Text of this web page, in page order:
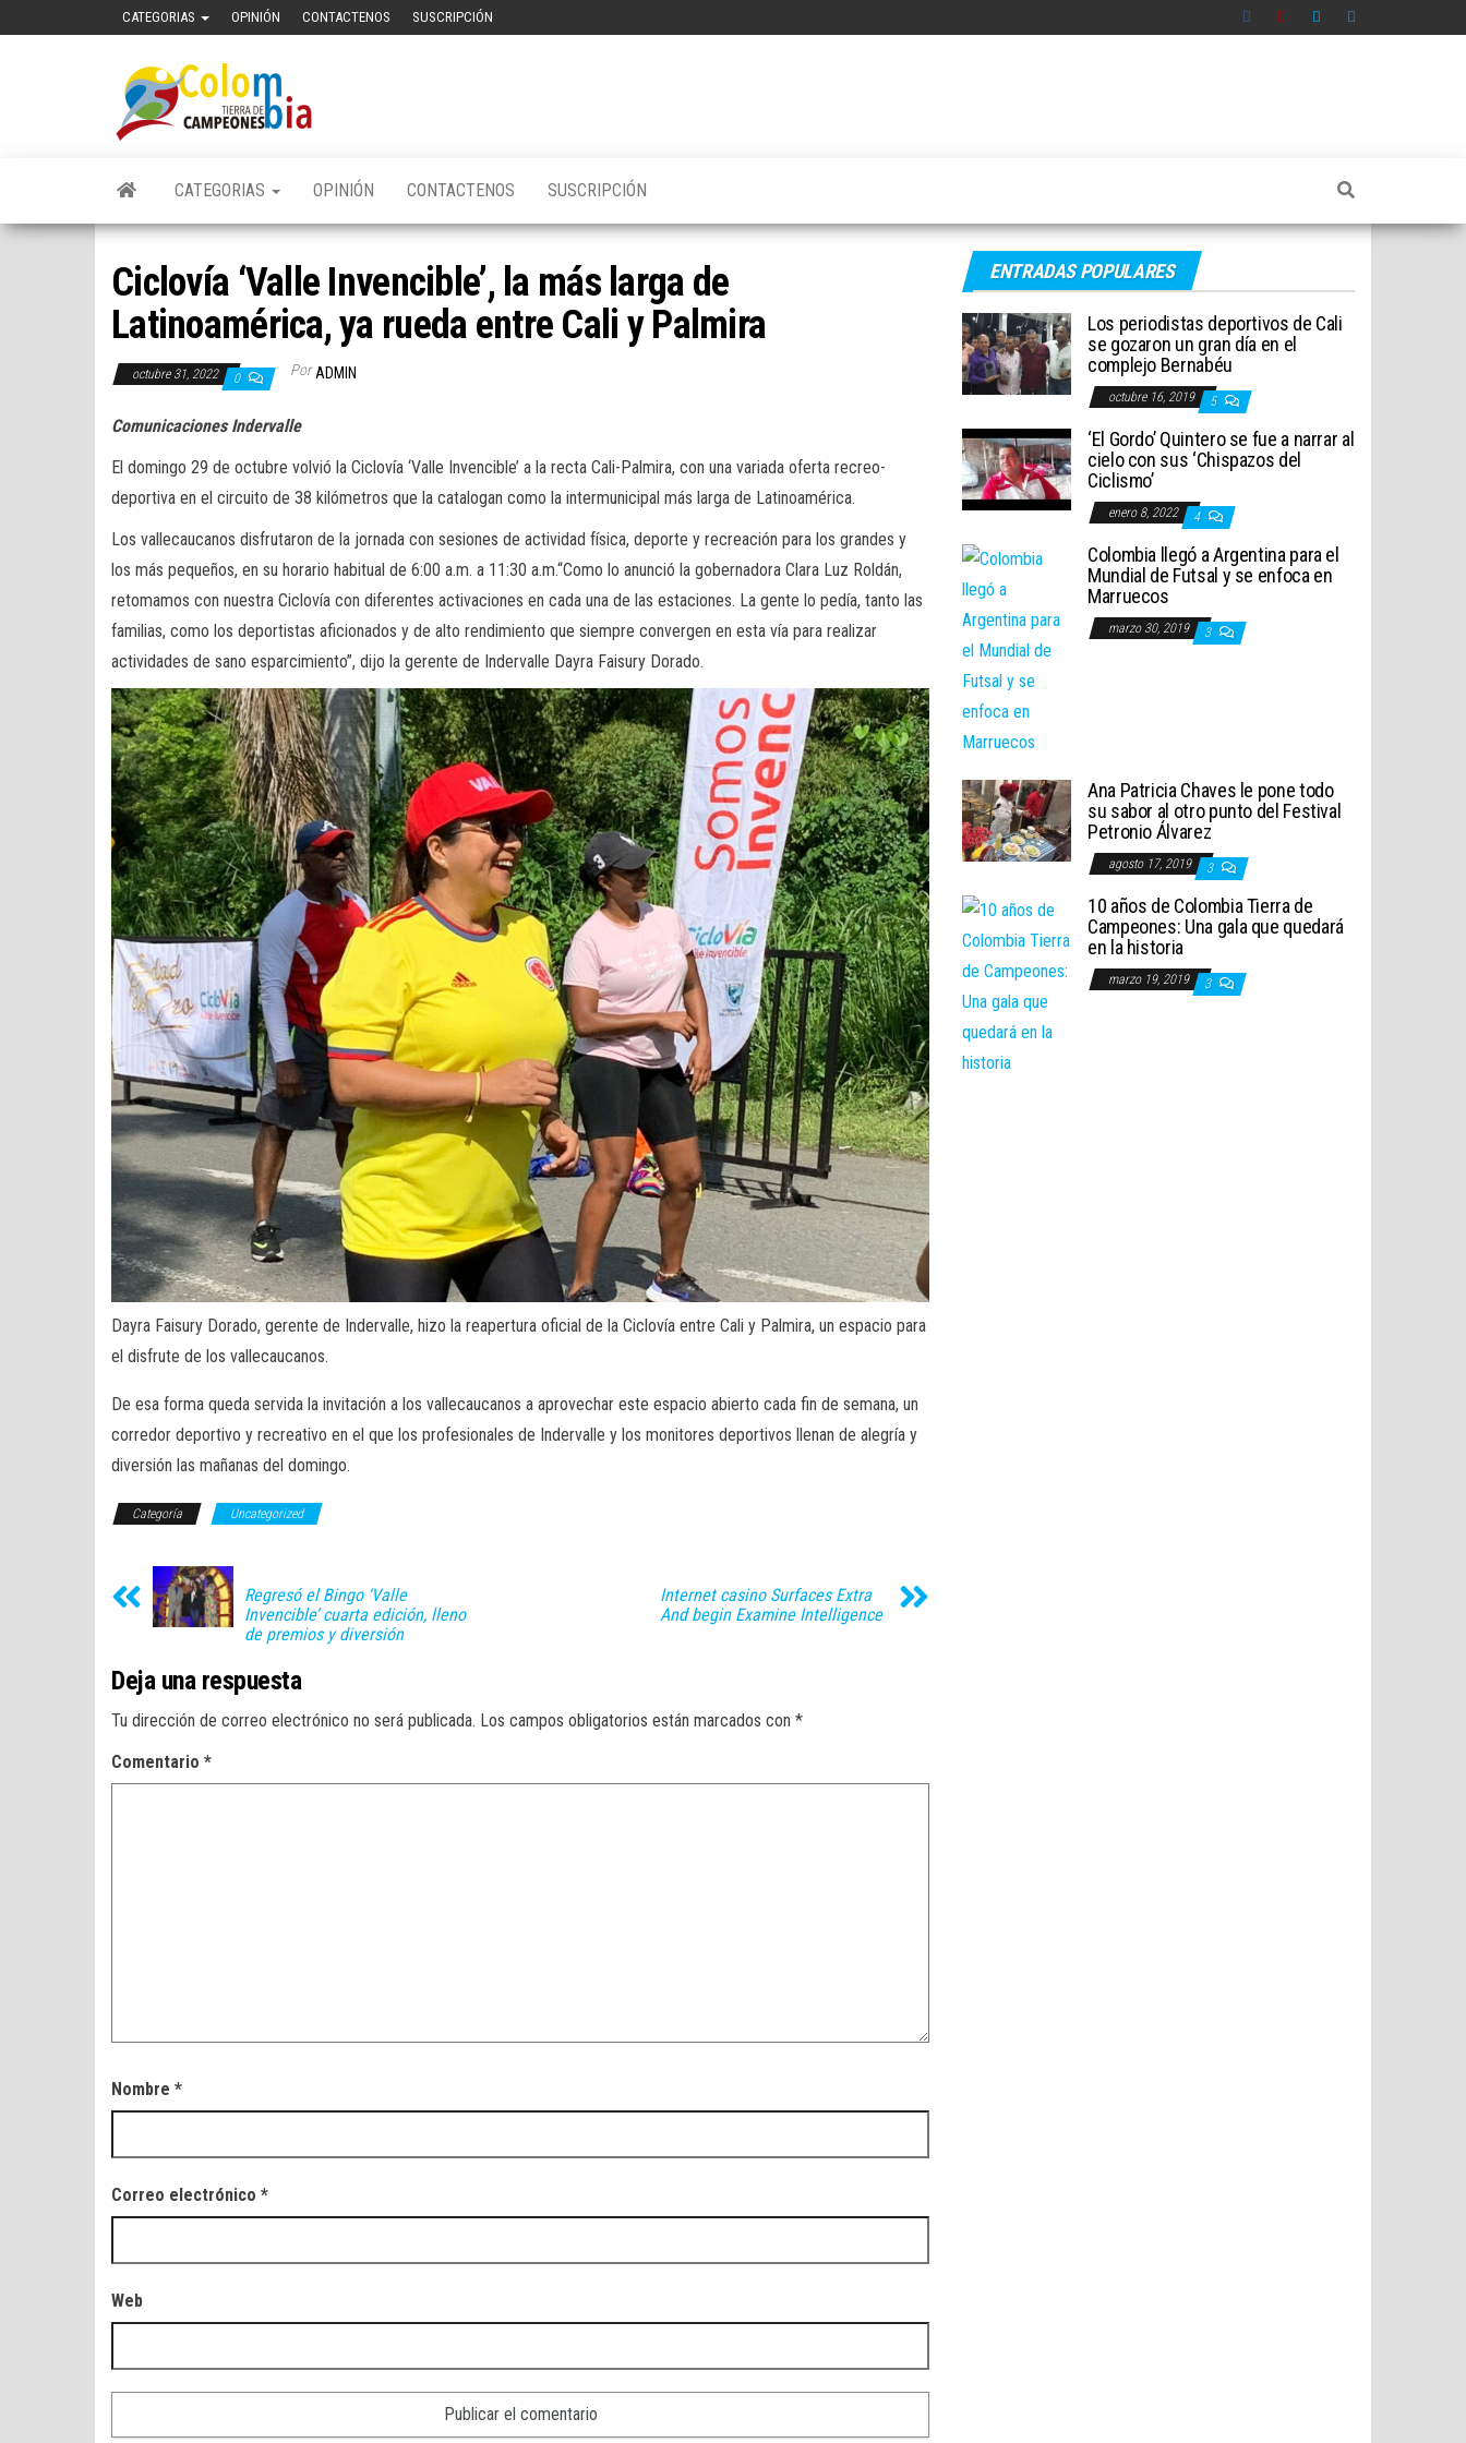
CATEGORIAS OPINIÓN CONTACTENOS SUSCRIPCIÓN
CATEGORIAS OPINIÓN CONTACTENOS SUSCRIPCIÓN
Ciclovía ‘Valle Invencible’, la más larga de
Latinoamérica, ya rueda entre Cali y Palmira
octubre 31, 2022 0 Por ADMIN
Comunicaciones Indervalle
El domingo 29 de octubre volvió la Ciclovía ‘Valle Invencible’ a la recta Cali-Palmira, con una variada oferta recreo-
deportiva en el circuito de 38 kilómetros que la catalogan como la intermunicipal más larga de Latinoamérica.
Los vallecaucanos disfrutaron de la jornada con sesiones de actividad física, deporte y recreación para los grandes y
los más pequeños, en su horario habitual de 6:00 a.m. a 11:30 a.m.“Como lo anunció la gobernadora Clara Luz Roldán,
retomamos con nuestra Ciclovía con diferentes activaciones en cada una de las estaciones. La gente lo pedía, tanto las
familias, como los deportistas aficionados y de alto rendimiento que siempre convergen en esta vía para realizar
actividades de sano esparcimiento”, dijo la gerente de Indervalle Dayra Faisury Dorado.
Dayra Faisury Dorado, gerente de Indervalle, hizo la reapertura oficial de la Ciclovía entre Cali y Palmira, un espacio para
el disfrute de los vallecaucanos.
De esa forma queda servida la invitación a los vallecaucanos a aprovechar este espacio abierto cada fin de semana, un
corredor deportivo y recreativo en el que los profesionales de Indervalle y los monitores deportivos llenan de alegría y
diversión las mañanas del domingo.
Categoría Uncategorized
Regresó el Bingo ‘Valle
Invencible’ cuarta edición, lleno
de premios y diversión
Internet casino Surfaces Extra
And begin Examine Intelligence
Deja una respuesta
Tu dirección de correo electrónico no será publicada. Los campos obligatorios están marcados con *
Comentario *
Nombre *
Correo electrónico *
Web
ENTRADAS POPULARES
Los periodistas deportivos de Cali
se gozaron un gran día en el
complejo Bernabéu
octubre 16, 2019 5
‘El Gordo’ Quintero se fue a narrar al
cielo con sus ‘Chispazos del
Ciclismo’
enero 8, 2022 4
Colombia llegó a Argentina para el
Mundial de Futsal y se enfoca en
Marruecos
marzo 30, 2019 3
Ana Patricia Chaves le pone todo
su sabor al otro punto del Festival
Petronio Álvarez
agosto 17, 2019 3
10 años de Colombia Tierra de
Campeones: Una gala que quedará
en la historia
marzo 19, 2019 3